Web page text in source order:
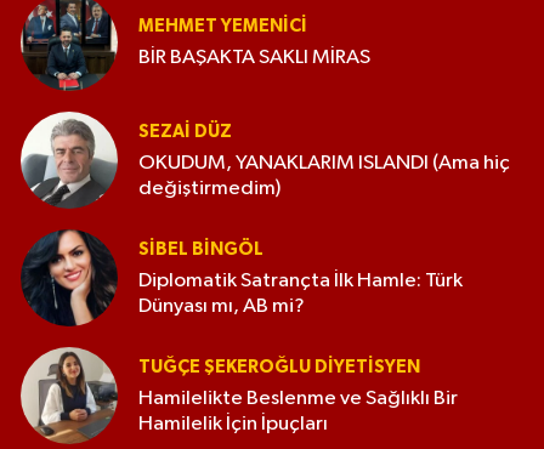
MEHMET YEMENICI
BİR BAŞAKTA SAKLI MİRAS
SEZAI DÜZ
OKUDUM, YANAKLARIM ISLANDI (Ama hiç
değiştirmedim)
SIBEL BINGÖL
Diplomatik Satrançta İlk Hamle: Türk
Dünyası mı, AB mi?
TUĞÇE ŞEKEROĞLU DIYETISYEN
Hamilelikte Beslenme ve Sağlıklı Bir
Hamilelik İçin İpuçları